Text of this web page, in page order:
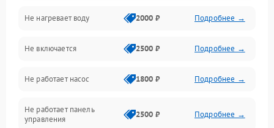
Датчики
Нагрев
Вода
Гигиена
Не нагревает воду 2000 ₽ Подробнее →
Не включается 2500 ₽ Подробнее →
Не работает насос 1800 ₽ Подробнее →
Не работает панель
управления
2500 ₽ Подробнее →